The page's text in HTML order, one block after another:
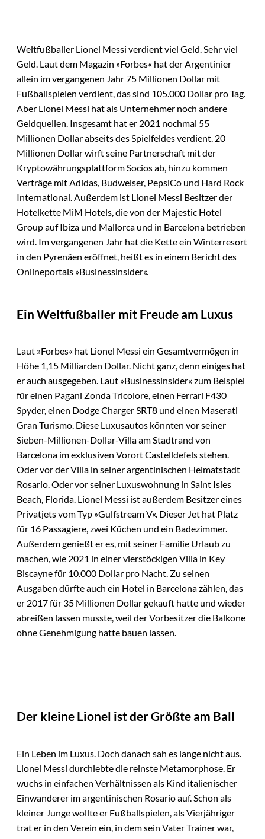
Weltfußballer Lionel Messi verdient viel Geld. Sehr viel
Geld. Laut dem Magazin »Forbes« hat der Argentinier
allein im vergangenen Jahr 75 Millionen Dollar mit
Fußballspielen verdient, das sind 105.000 Dollar pro Tag.
Aber Lionel Messi hat als Unternehmer noch andere
Geldquellen. Insgesamt hat er 2021 nochmal 55
Millionen Dollar abseits des Spielfeldes verdient. 20
Millionen Dollar wirft seine Partnerschaft mit der
Kryptowährungsplattform Socios ab, hinzu kommen
Verträge mit Adidas, Budweiser, PepsiCo und Hard Rock
International. Außerdem ist Lionel Messi Besitzer der
Hotelkette MiM Hotels, die von der Majestic Hotel
Group auf Ibiza und Mallorca und in Barcelona betrieben
wird. Im vergangenen Jahr hat die Kette ein Winterresort
in den Pyrenäen eröffnet, heißt es in einem Bericht des
Onlineportals »Businessinsider«.
Ein Weltfußballer mit Freude am Luxus
Laut »Forbes« hat Lionel Messi ein Gesamtvermögen in
Höhe 1,15 Milliarden Dollar. Nicht ganz, denn einiges hat
er auch ausgegeben. Laut »Businessinsider« zum Beispiel
für einen Pagani Zonda Tricolore, einen Ferrari F430
Spyder, einen Dodge Charger SRT8 und einen Maserati
Gran Turismo. Diese Luxusautos könnten vor seiner
Sieben-Millionen-Dollar-Villa am Stadtrand von
Barcelona im exklusiven Vorort Castelldefels stehen.
Oder vor der Villa in seiner argentinischen Heimatstadt
Rosario. Oder vor seiner Luxuswohnung in Saint Isles
Beach, Florida. Lionel Messi ist außerdem Besitzer eines
Privatjets vom Typ »Gulfstream V«. Dieser Jet hat Platz
für 16 Passagiere, zwei Küchen und ein Badezimmer.
Außerdem genießt er es, mit seiner Familie Urlaub zu
machen, wie 2021 in einer vierstöckigen Villa in Key
Biscayne für 10.000 Dollar pro Nacht. Zu seinen
Ausgaben dürfte auch ein Hotel in Barcelona zählen, das
er 2017 für 35 Millionen Dollar gekauft hatte und wieder
abreißen lassen musste, weil der Vorbesitzer die Balkone
ohne Genehmigung hatte bauen lassen.
Der kleine Lionel ist der Größte am Ball
Ein Leben im Luxus. Doch danach sah es lange nicht aus.
Lionel Messi durchlebte die reinste Metamorphose. Er
wuchs in einfachen Verhältnissen als Kind italienischer
Einwanderer im argentinischen Rosario auf. Schon als
kleiner Junge wollte er Fußballspielen, als Vierjähriger
trat er in den Verein ein, in dem sein Vater Trainer war,